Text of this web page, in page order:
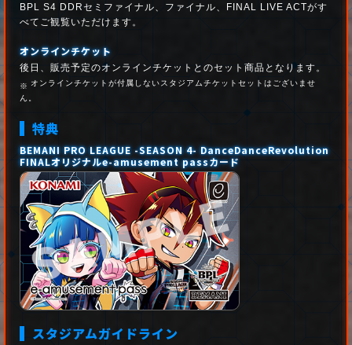
BPL S4 DDRセミファイナル、ファイナル、FINAL LIVE ACTがす
べてご観覧いただけます。
オンラインチケット
後日、販売予定のオンラインチケットとのセット商品となります。
オンラインチケットが付属しないスタジアムチケットセットはございませ
ん。
特典
BEMANI PRO LEAGUE -SEASON 4- DanceDanceRevolution
FINALオリジナルe-amusement passカード
スタジアムガイドライン